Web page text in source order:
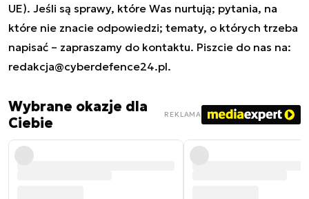
UE). Jeśli są sprawy, które Was nurtują; pytania, na
które nie znacie odpowiedzi; tematy, o których trzeba
napisać – zapraszamy do kontaktu. Piszcie do nas na:
redakcja@cyberdefence24.pl.
Wybrane okazje dla
Ciebie
REKLAMA